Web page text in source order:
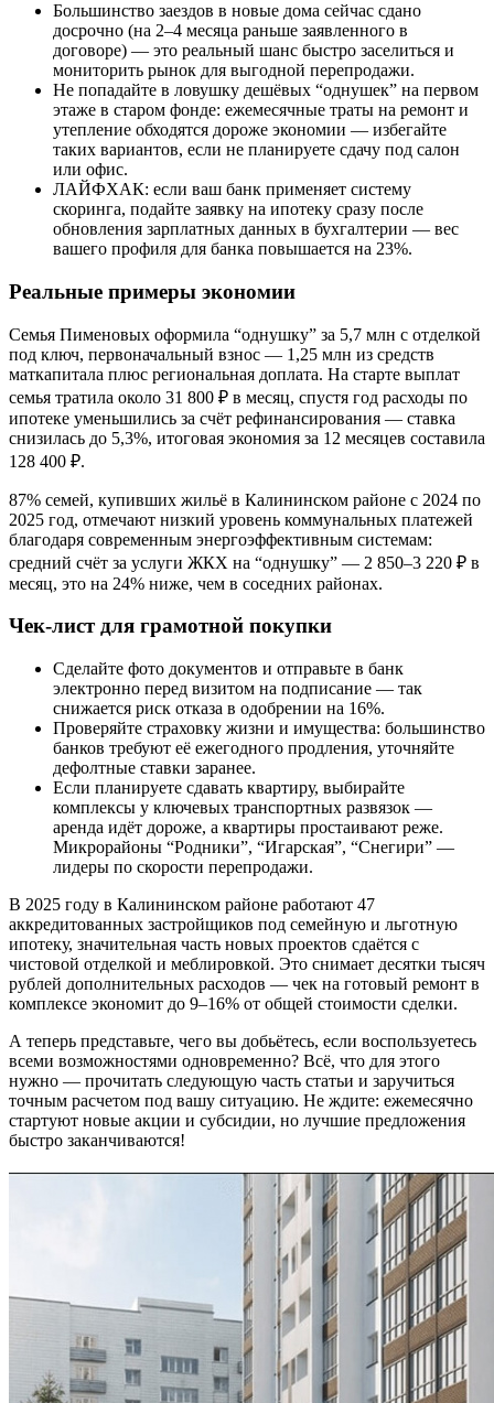
Большинство заездов в новые дома сейчас сдано
досрочно (на 2–4 месяца раньше заявленного в
договоре) — это реальный шанс быстро заселиться и
мониторить рынок для выгодной перепродажи.
Не попадайте в ловушку дешёвых “однушек” на первом
этаже в старом фонде: ежемесячные траты на ремонт и
утепление обходятся дороже экономии — избегайте
таких вариантов, если не планируете сдачу под салон
или офис.
ЛАЙФХАК: если ваш банк применяет систему
скоринга, подайте заявку на ипотеку сразу после
обновления зарплатных данных в бухгалтерии — вес
вашего профиля для банка повышается на 23%.
Реальные примеры экономии
Семья Пименовых оформила “однушку” за 5,7 млн с отделкой
под ключ, первоначальный взнос — 1,25 млн из средств
маткапитала плюс региональная доплата. На старте выплат
семья тратила около 31 800 ₽ в месяц, спустя год расходы по
ипотеке уменьшились за счёт рефинансирования — ставка
снизилась до 5,3%, итоговая экономия за 12 месяцев составила
128 400 ₽.
87% семей, купивших жильё в Калининском районе с 2024 по
2025 год, отмечают низкий уровень коммунальных платежей
благодаря современным энергоэффективным системам:
средний счёт за услуги ЖКХ на “однушку” — 2 850–3 220 ₽ в
месяц, это на 24% ниже, чем в соседних районах.
Чек-лист для грамотной покупки
Сделайте фото документов и отправьте в банк
электронно перед визитом на подписание — так
снижается риск отказа в одобрении на 16%.
Проверяйте страховку жизни и имущества: большинство
банков требуют её ежегодного продления, уточняйте
дефолтные ставки заранее.
Если планируете сдавать квартиру, выбирайте
комплексы у ключевых транспортных развязок —
аренда идёт дороже, а квартиры простаивают реже.
Микрорайоны “Родники”, “Игарская”, “Снегири” —
лидеры по скорости перепродажи.
В 2025 году в Калининском районе работают 47
аккредитованных застройщиков под семейную и льготную
ипотеку, значительная часть новых проектов сдаётся с
чистовой отделкой и меблировкой. Это снимает десятки тысяч
рублей дополнительных расходов — чек на готовый ремонт в
комплексе экономит до 9–16% от общей стоимости сделки.
А теперь представьте, чего вы добьётесь, если воспользуетесь
всеми возможностями одновременно? Всё, что для этого
нужно — прочитать следующую часть статьи и заручиться
точным расчетом под вашу ситуацию. Не ждите: ежемесячно
стартуют новые акции и субсидии, но лучшие предложения
быстро заканчиваются!